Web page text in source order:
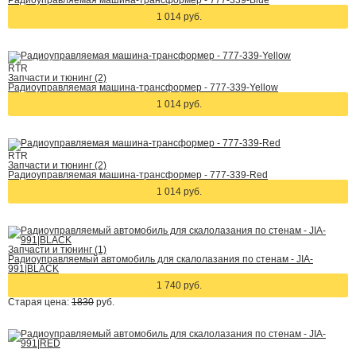
1 014 руб.
RTR
Запчасти и тюнинг (2)
Радиоуправляемая машина-трансформер - 777-339-Yellow
1 014 руб.
RTR
Запчасти и тюнинг (2)
Радиоуправляемая машина-трансформер - 777-339-Red
1 014 руб.
Запчасти и тюнинг (1)
Радиоуправляемый автомобиль для скалолазания по стенам - JIA-
991|BLACK
1 740 руб.
Старая цена: 1830 руб.